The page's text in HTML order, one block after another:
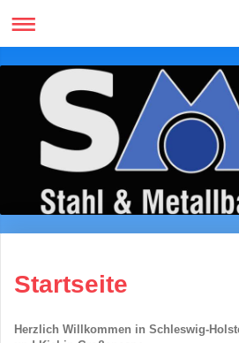
Startseite
Herzlich Willkommen in Schleswig-